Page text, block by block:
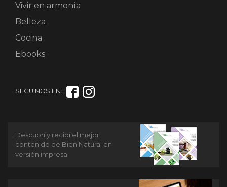
Vivir en armonía
Belleza
Cocina
Ebooks
SEGUINOS EN:
Descubrí y recibí el mejor
contenido de Bien Natural en
versión impresa